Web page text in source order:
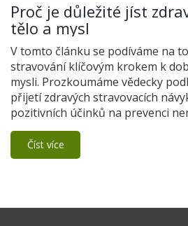
Proč je důležité jíst
tělo a mysl
V tomto článku se podíváme na
stravování klíčovým krokem k
mysli. Prozkoumáme vědecky
přijetí zdravých stravovacích
pozitivních účinků na prevenci
duševního zdraví a celkovou
praktické tipy, jak začlenit
každodenního života a přiblížíme
Číst více